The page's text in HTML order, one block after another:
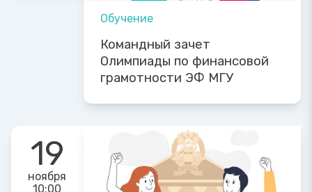
Обучение
Командный зачет
Олимпиады по финансовой
грамотности ЭФ МГУ
19
ноября
10:00